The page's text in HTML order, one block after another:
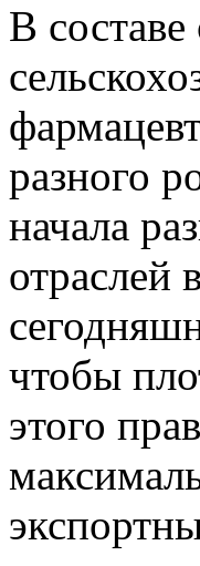
В
разного
начала
отраслей
чтобы
этого